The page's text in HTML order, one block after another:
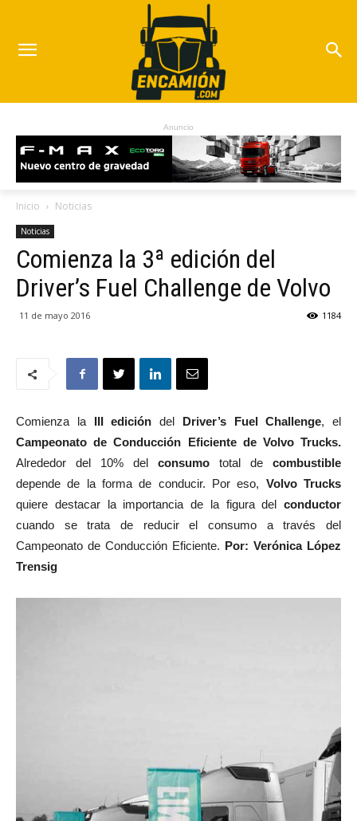
Anuncio
Inicio Noticias
Noticias
Comienza la 3ª edición del
Driver’s Fuel Challenge de Volvo
11 de mayo 2016 1184
Comienza la III edición del Driver’s Fuel Challenge, el
Campeonato de Conducción Eficiente de Volvo Trucks.
Alrededor del 10% del consumo total de combustible
depende de la forma de conducir. Por eso, Volvo Trucks
quiere destacar la importancia de la figura del conductor
cuando se trata de reducir el consumo a través del
Campeonato de Conducción Eficiente. Por: Verónica López
Trensig